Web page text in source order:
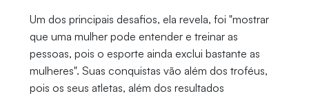
Um dos principais desafios, ela revela, foi "mostrar
que uma mulher pode entender e treinar as
pessoas, pois o esporte ainda exclui bastante as
mulheres". Suas conquistas vão além dos troféus,
pois os seus atletas, além dos resultados